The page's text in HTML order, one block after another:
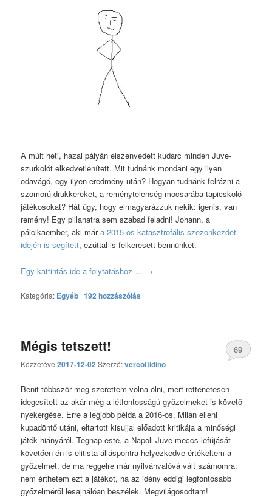
A múlt heti, hazai pályán elszenvedett kudarc minden Juve-
szurkolót elkedvetlenített. Mit tudnánk mondani egy ilyen
odavágó, egy ilyen eredmény után? Hogyan tudnánk felrázni a
szomorú drukkereket, a reménytelenség mocsarába tapicskoló
játékosokat? Hát úgy, hogy elmagyarázzuk nekik: igenis, van
remény! Egy pillanatra sem szabad feladni! Johann, a
pálcikaember, aki mára 2015-ös katasztrofális szezonkezdet
idején is segített, ezúttal is felkeresett bennünket.
Egy kattintás ide a folytatáshoz…. →
Kategória: Egyéb |192 hozzászólás
Mégis tetszett!
Közzétéve2017-12-02Szerző:vercottidino
69
Benit többször meg szerettem volna ölni, mert rettenetesen
idegesített az akár még a létfontosságú győzelmeket is követő
nyekergése. Erre a legjobb példa a 2016-os, Milan elleni
kupadöntő utáni, eltartott kisujjal előadott kritikája a minőségi
játék hiányáról. Tegnap este, a Napoli-Juve meccs lefújását
követően én is elitista álláspontra helyezkedve értékeltem a
győzelmet, de ma reggelre már nyilvánvalóvá vált számomra:
nem érthetem ezt a játékot, ha az idény eddigi legfontosabb
győzelméről lesajnálóan beszélek. Megvilágosodtam!